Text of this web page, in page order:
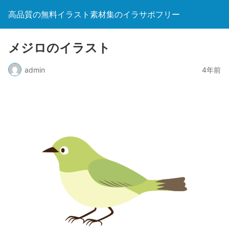
高品質の無料イラスト素材集のイラサポフリー
メジロのイラスト
admin 4年前